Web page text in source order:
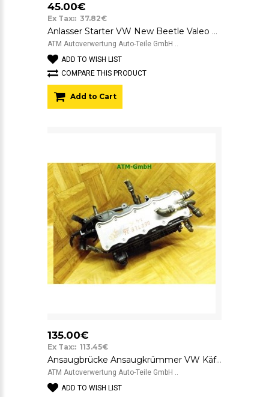
45.00€
Ex Tax:: 37.82€
Anlasser Starter VW New Beetle Valeo 02A911024G D7RS130 12v
ATM Autoverwertung Auto-Teile GmbH ..
ADD TO WISH LIST
COMPARE THIS PRODUCT
Add to Cart
135.00€
Ex Tax:: 113.45€
Ansaugbrücke Ansaugkrümmer VW Käfer Beetle 5C1 04E145749F
ATM Autoverwertung Auto-Teile GmbH ..
ADD TO WISH LIST